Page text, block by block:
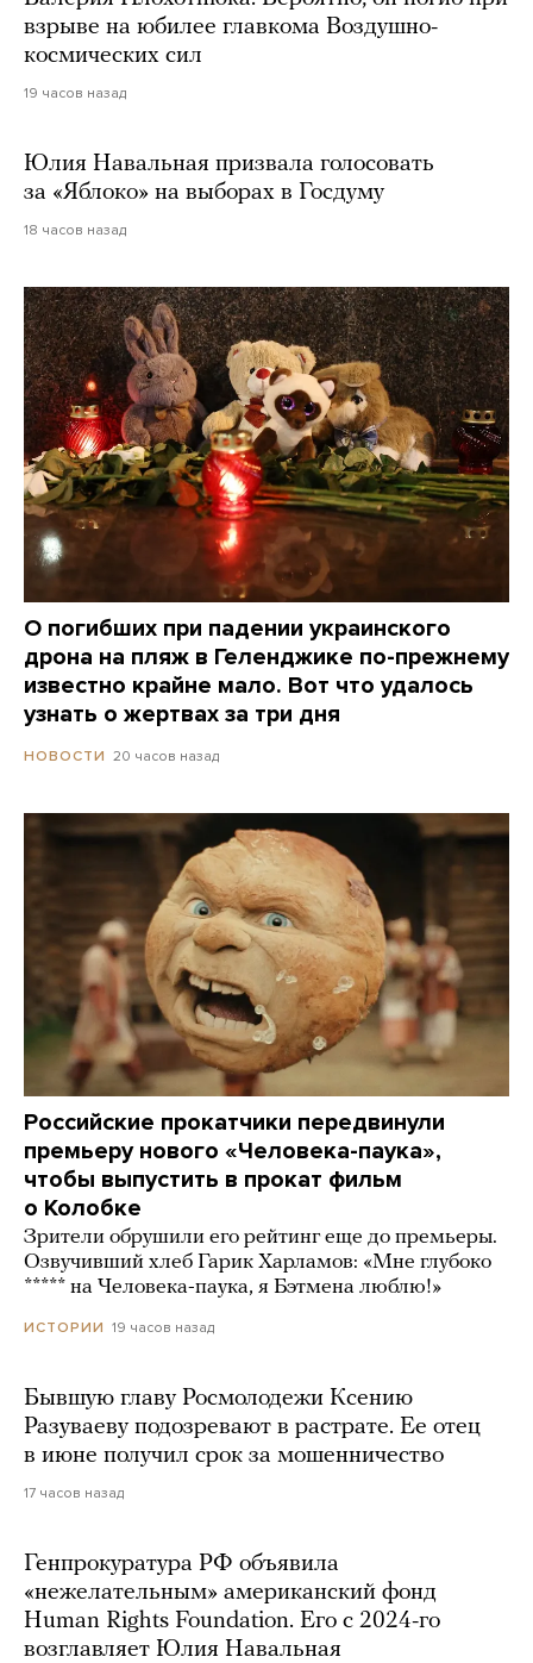
взрыве на юбилее главкома Воздушно-
космических сил
19 часов назад
Юлия Навальная призвала голосовать
за «Яблоко» на выборах в Госдуму
18 часов назад
О погибших при падении украинского
дрона на пляж в Геленджике по-прежнему
известно крайне мало. Вот что удалось
узнать о жертвах за три дня
НОВОСТИ 20 часов назад
Российские прокатчики передвинули
премьеру нового «Человека-паука»,
чтобы выпустить в прокат фильм
о Колобке
Зрители обрушили его рейтинг еще до премьеры.
Озвучивший хлеб Гарик Харламов: «Мне глубоко
***** на Человека-паука, я Бэтмена люблю!»
ИСТОРИИ 19 часов назад
Бывшую главу Росмолодежи Ксению
Разуваеву подозревают в растрате. Ее отец
в июне получил срок за мошенничество
17 часов назад
Генпрокуратура РФ объявила
«нежелательным» американский фонд
Human Rights Foundation. Его с 2024-го
возглавляет Юлия Навальная